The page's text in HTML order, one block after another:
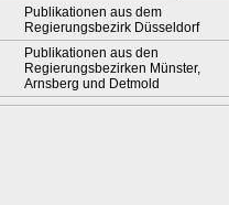
Publikationen aus dem
Regierungsbezirk Düsseldorf
Publikationen aus den
Regierungsbezirken Münster,
Arnsberg und Detmold